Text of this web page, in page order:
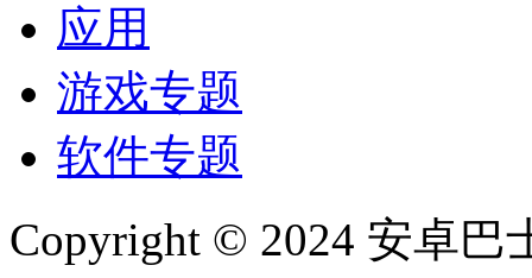
应用
游戏专题
软件专题
Copyright © 2024 安卓巴